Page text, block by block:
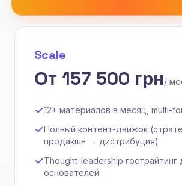
Scale
От 157 500 грн/
12+ материалов в месяц, multi-
Полный контент-движок
продакшн → дистрибуция)
Thought-leadership гострайтинг
основателей